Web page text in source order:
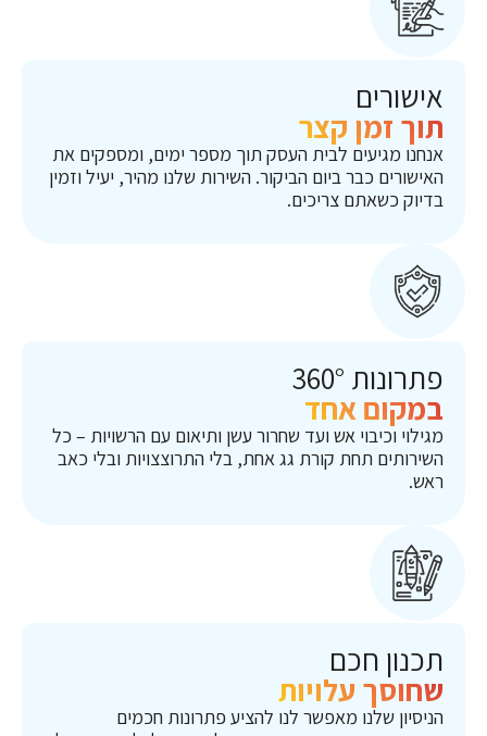
אישורים
תוך זמן קצר
אנחנו מגיעים לבית העסק תוך מספר ימים, ומספקים את
האישורים כבר ביום הביקור. השירות שלנו מהיר, יעיל וזמין
בדיוק כשאתם צריכים.
פתרונות 360°
במקום אחד
מגילוי וכיבוי אש ועד שחרור עשן ותיאום עם הרשויות – כל
השירותים תחת קורת גג אחת, בלי התרוצצויות ובלי כאב
ראש.
תכנון חכם
שחוסך עלויות
הניסיון שלנו מאפשר לנו להציע פתרונות חכמים